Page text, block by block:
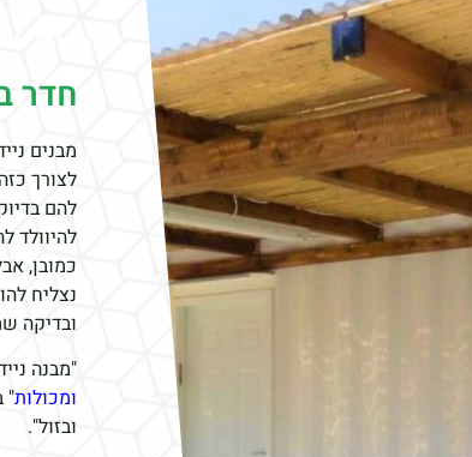
חדר
מבנים
לצורך
להם
להיוולד
כמובן,
נצליח
ובדיקה
"מבנה
ומכולות"
ובזול".